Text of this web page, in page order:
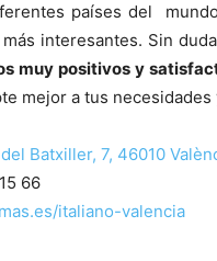
países del
interesantes. Sin
muy positivos y
mejor a tus
Batxiller, 7, 46010
66
italiano-valencia